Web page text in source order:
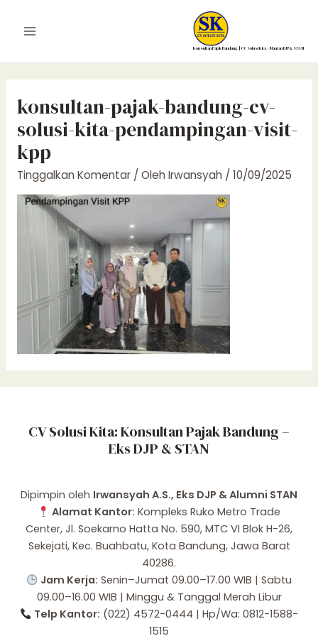
Main
Menu
Konsultan Pajak Bandung | CV Solusi Kita – Mantan DJP & STAN
konsultan-pajak-bandung-cv-
solusi-kita-pendampingan-visit-
kpp
Tinggalkan Komentar / OlehIrwansyah / 10/09/2025
CV Solusi Kita: Konsultan Pajak Bandung –
Eks DJP & STAN
Dipimpin oleh Irwansyah A.S., Eks DJP & Alumni STAN
Alamat Kantor: Kompleks Ruko Metro Trade
Center, Jl. Soekarno Hatta No. 590, MTC VI Blok H-26,
Sekejati, Kec. Buahbatu, Kota Bandung, Jawa Barat
40286.
Jam Kerja: Senin–Jumat 09.00–17.00 WIB | Sabtu
09.00–16.00 WIB | Minggu & Tanggal Merah Libur
Telp Kantor: (022) 4572-0444 | Hp/Wa: 0812-1588-
1515